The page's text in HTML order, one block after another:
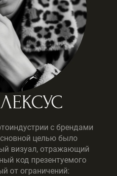
с брендами
целью было
визуал, отражающий
код презентуемого
от ограничений: